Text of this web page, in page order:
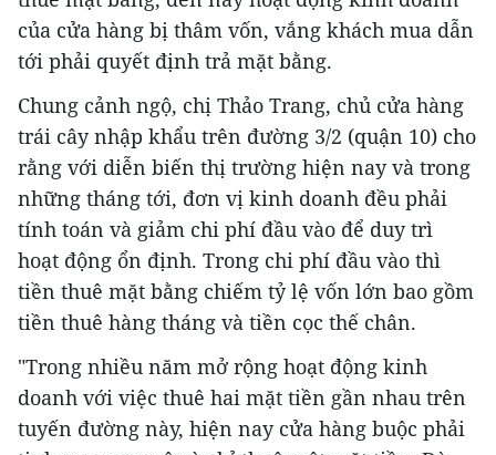
của cửa hàng bị thâm vốn, vắng khách mua dẫn
tới phải quyết định trả mặt bằng.
Chung cảnh ngộ, chị Thảo Trang, chủ cửa hàng
trái cây nhập khẩu trên đường 3/2 (quận 10) cho
rằng với diễn biến thị trường hiện nay và trong
những tháng tới, đơn vị kinh doanh đều phải
tính toán và giảm chi phí đầu vào để duy trì
hoạt động ổn định. Trong chi phí đầu vào thì
tiền thuê mặt bằng chiếm tỷ lệ vốn lớn bao gồm
tiền thuê hàng tháng và tiền cọc thế chân.
"Trong nhiều năm mở rộng hoạt động kinh
doanh với việc thuê hai mặt tiền gần nhau trên
tuyến đường này, hiện nay cửa hàng buộc phải